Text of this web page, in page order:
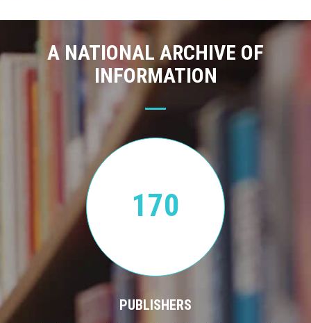
A NATIONAL ARCHIVE OF
INFORMATION
170
PUBLISHERS